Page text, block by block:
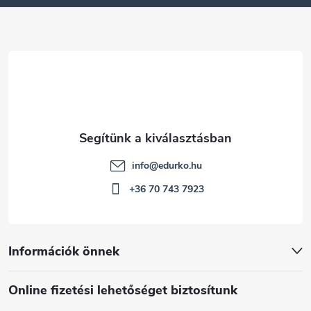
é
Információk önnek
Online fizetési lehetőséget biztosítunk
info@edurko.hu
+36 70 743 7923